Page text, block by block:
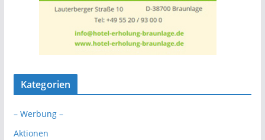
Kategorien
– Werbung –
Aktionen